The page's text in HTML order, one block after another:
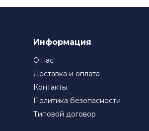
Информация
О нас
Доставка и оплата
Контакты
Политика безопасности
Типовой договор